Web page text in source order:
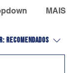
MAIS
Recomendados